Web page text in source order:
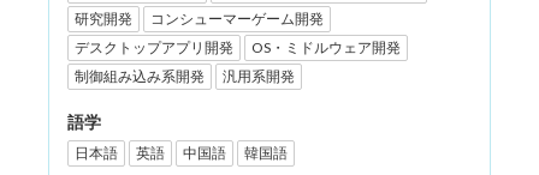
研究開発
コンシューマーゲーム開発
デスクトップアプリ開発
OS・ミドルウェア開発
制御組み込み系開発
汎用系開発
語学
日本語 英語 中国語 韓国語